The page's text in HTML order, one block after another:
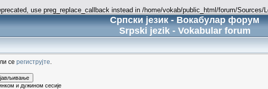
use preg_replace_callback instead in /home/vokab/public_html/forum/
Српски језик - Вокабулар форум
Srpski jezik - Vokabular forum
се региструјте
и дужином сесије